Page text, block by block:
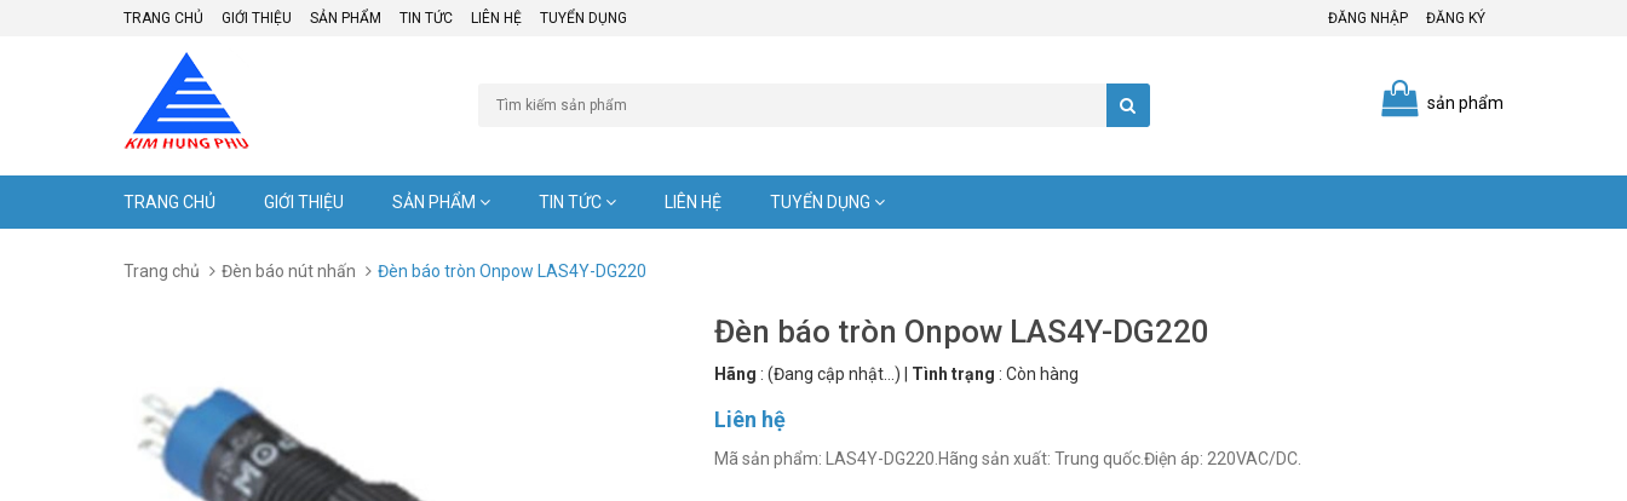
TRANG CHỦ GIỚI THIỆU SẢN PHẨM TIN TỨC LIÊN HỆ TUYỂN DỤNG ĐĂNG NHẬP ĐĂNG KÝ
sản phẩm
TRANG CHỦ GIỚI THIỆU SẢN PHẨM TIN TỨC LIÊN HỆ TUYỂN DỤNG
Trang chủ Đèn báo nút nhấn Đèn báo tròn Onpow LAS4Y-DG220
Đèn báo tròn Onpow LAS4Y-DG220
Hãng : (Đang cập nhật...) Tình trạng : Còn hàng
Liên hệ
Mã sản phẩm: LAS4Y-DG220.Hãng sản xuất: Trung quốc.Điện áp: 220VAC/DC.